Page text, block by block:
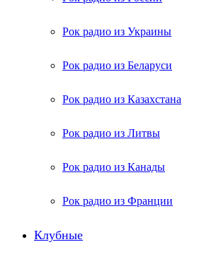
Рок радио из Украины
Рок радио из Беларуси
Рок радио из Казахстана
Рок радио из Литвы
Рок радио из Канады
Рок радио из Франции
Клубные